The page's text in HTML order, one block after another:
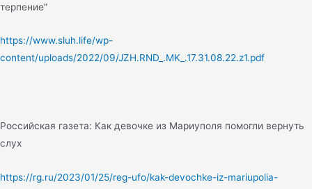
терпение”
https://www.sluh.life/wp-
content/uploads/2022/09/JZH.RND_.MK_.17.31.08.22.z1.pdf
Российская газета: Как девочке из Мариуполя помогли вернуть
слух
https://rg.ru/2023/01/25/reg-ufo/kak-devochke-iz-mariupolia-